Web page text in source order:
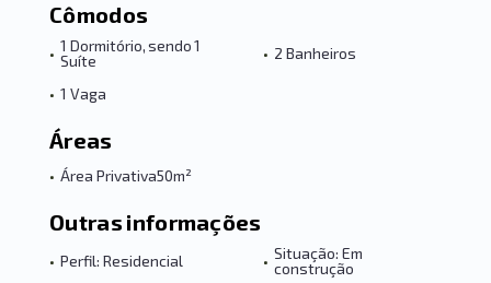
Cômodos
• 1 Dormitório, sendo 1
Suíte
• 2 Banheiros
• 1 Vaga
Áreas
• Área Privativa50m²
Outras informações
• Perfil: Residencial • Situação: Em
construção